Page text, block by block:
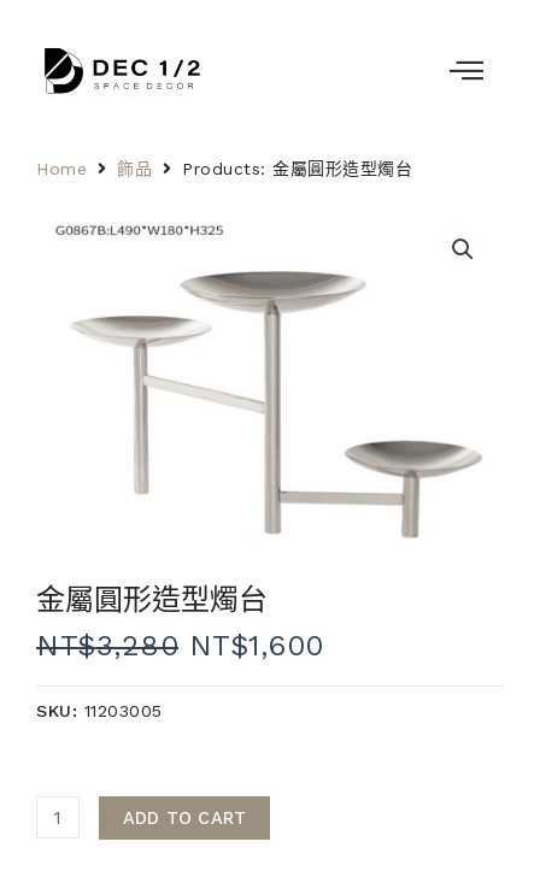
Home 飾品 Products: 金屬圓形造型燭台
金屬圓形造型燭台
NT$3,280 NT$1,600
SKU: 11203005
ADD TO CART